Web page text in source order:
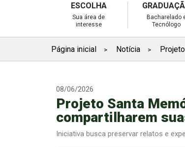
ESCOLHA
Sua área de
interesse
Bacharelado
Tecnólogo
Página inicial > Notícia >
08/06/2026
Projeto Santa
compartilharem
Iniciativa busca preservar relatos e